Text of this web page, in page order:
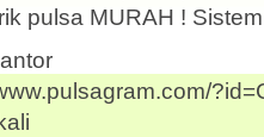
pulsa MURAH !